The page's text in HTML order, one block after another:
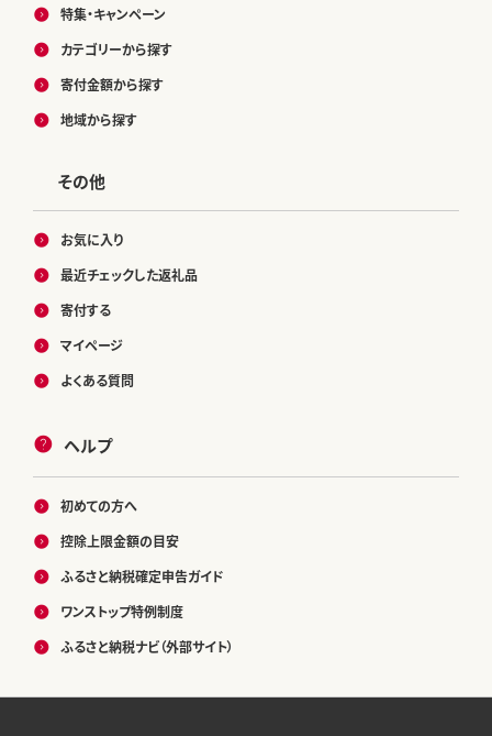
特集・キャンペーン
カテゴリーから探す
寄付金額から探す
地域から探す
その他
お気に入り
最近チェックした返礼品
寄付する
マイページ
よくある質問
ヘルプ
初めての方へ
控除上限金額の目安
ふるさと納税確定申告ガイド
ワンストップ特例制度
ふるさと納税ナビ（外部サイト）